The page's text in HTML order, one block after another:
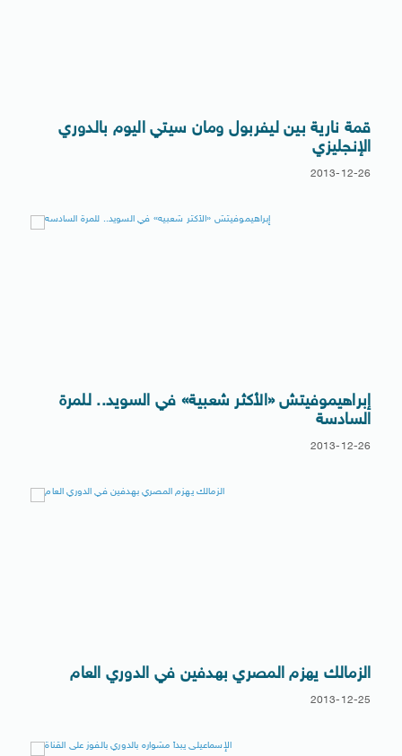
قمة نارية بين ليفربول ومان سيتي اليوم بالدوري
الإنجليزي
2013-12-26
إبراهيموفيتش «الأكثر شعبية» في السويد.. للمرة
السادسة
2013-12-26
الزمالك يهزم المصري بهدفين في الدوري العام
2013-12-25